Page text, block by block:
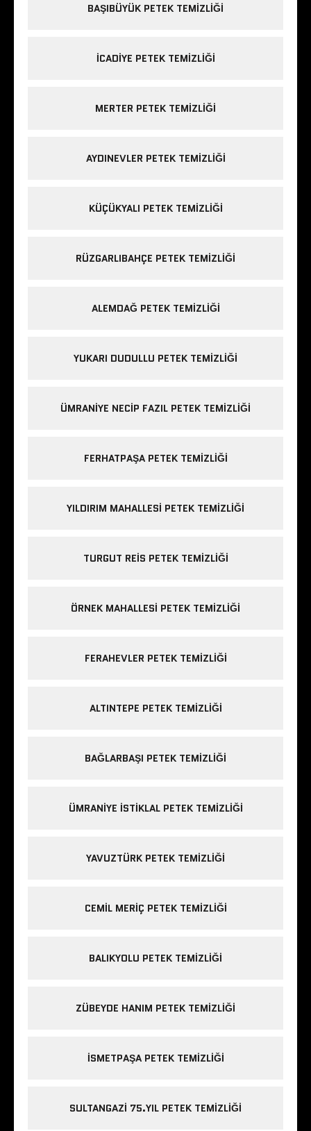
BAŞIBÜYÜK PETEK TEMIZLIĞI
ICADIYE PETEK TEMIZLIĞI
MERTER PETEK TEMIZLIĞI
AYDINEVLER PETEK TEMIZLIĞI
KÜÇÜKYALI PETEK TEMIZLIĞI
RÜZGARLIBAHÇE PETEK TEMIZLIĞI
ALEMDAĞ PETEK TEMIZLIĞI
YUKARI DUDULLU PETEK TEMIZLIĞI
ÜMRANIYE NECIP FAZIL PETEK TEMIZLIĞI
FERHATPAŞA PETEK TEMIZLIĞI
YILDIRIM MAHALLESI PETEK TEMIZLIĞI
TURGUT REIS PETEK TEMIZLIĞI
ÖRNEK MAHALLESI PETEK TEMIZLIĞI
FERAHEVLER PETEK TEMIZLIĞI
ALTINTEPE PETEK TEMIZLIĞI
BAĞLARBAŞI PETEK TEMIZLIĞI
ÜMRANIYE ISTIKLAL PETEK TEMIZLIĞI
YAVUZTÜRK PETEK TEMIZLIĞI
CEMIL MERIÇ PETEK TEMIZLIĞI
BALIKYOLU PETEK TEMIZLIĞI
ZÜBEYDE HANIM PETEK TEMIZLIĞI
ISMETPAŞA PETEK TEMIZLIĞI
SULTANGAZI 75.YIL PETEK TEMIZLIĞI